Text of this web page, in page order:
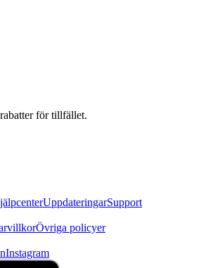
för tillfället.
UppdateringarSupport
Övriga policyer
Instagram